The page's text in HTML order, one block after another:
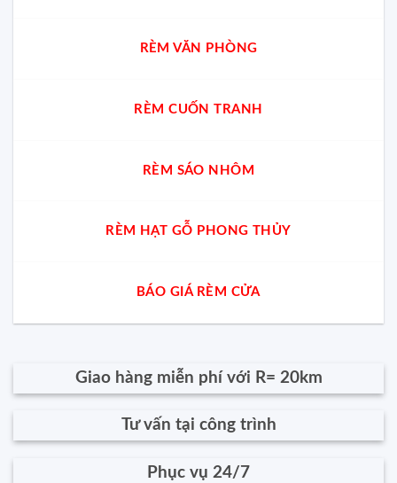
RÈM VĂN PHÒNG
RÈM CUỐN TRANH
RÈM SÁO NHÔM
RÈM HẠT GỖ PHONG THỦY
BÁO GIÁ RÈM CỬA
Giao hàng miễn phí với R= 20km
Tư vấn tại công trình
Phục vụ 24/7